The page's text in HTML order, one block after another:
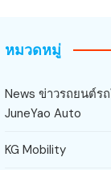
หมวดหมู่
News ข่าวรถยนต์ร
JuneYao Auto
KG Mobility